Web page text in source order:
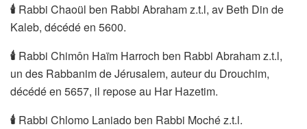
🕯 ️Rabbi Chaoül ben Rabbi Abraham z.t.l, av Beth Din de
Kaleb, décédé en 5600.
🕯 ️Rabbi Chimôn Haïm Harroch ben Rabbi Abraham z.t.l,
un des Rabbanim de Jérusalem, auteur du Drouchim,
décédé en 5657, il repose au Har Hazetim.
🕯 ️Rabbi Chlomo Laniado ben Rabbi Moché z.t.l.